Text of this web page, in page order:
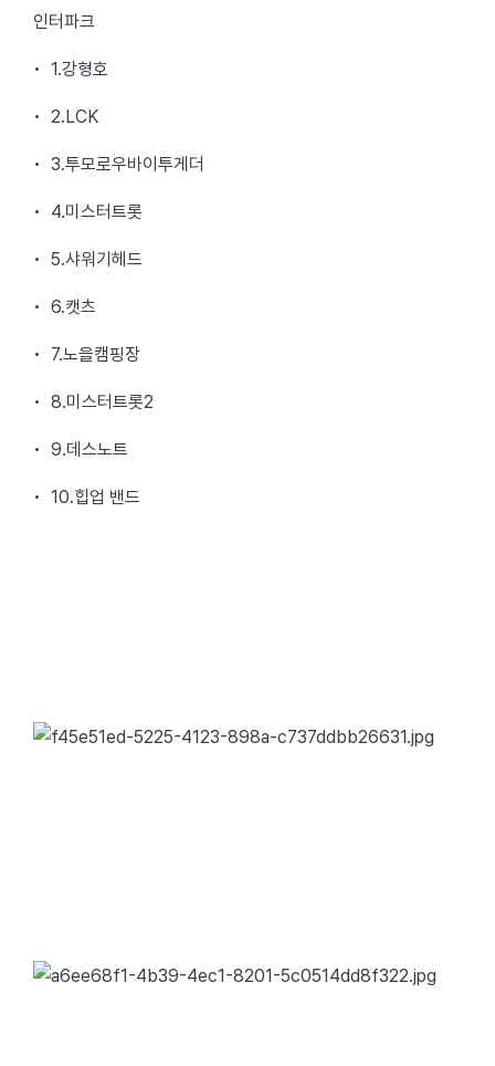
인터파크
• 1.강형호
• 2.LCK
• 3.투모로우바이투게더
• 4.미스터트롯
• 5.샤워기헤드
• 6.캣츠
• 7.노을캠핑장
• 8.미스터트롯2
• 9.데스노트
• 10.힙업 밴드